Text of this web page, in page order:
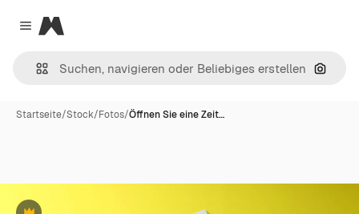
Close menu
Magnific
Nach
Startseite/Stock/Fotos/Öffnen Sie eine Zeit…